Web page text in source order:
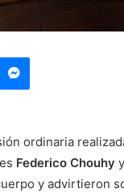
ordinaria
Federico Chouhy y
y advirtieron